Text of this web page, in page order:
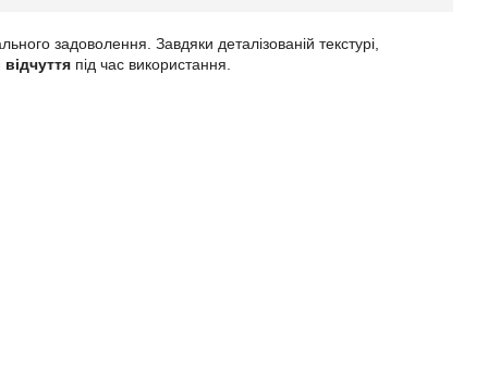
задоволення. Завдяки деталізованій текстурі,
відчуття під час використання.